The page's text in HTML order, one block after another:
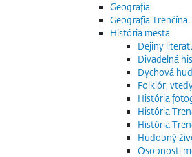
Geografia
Geografia Trenčína
História mesta
Dejiny
Divadelná
Dychová
Folklór,
História
História
História
Hudobný
Osobnosti